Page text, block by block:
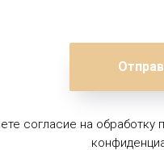
согласие на